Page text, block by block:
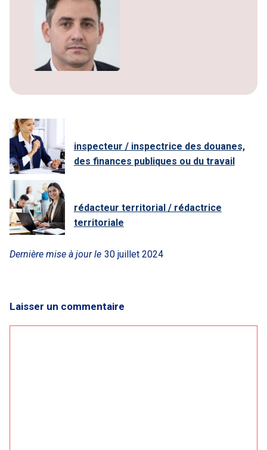
inspecteur / inspectrice des douanes,
des finances publiques ou du travail
rédacteur territorial / rédactrice
territoriale
Dernière mise à jour le 30 juillet 2024
Laisser un commentaire